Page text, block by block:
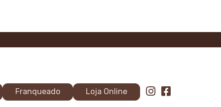
Franqueado Loja Online